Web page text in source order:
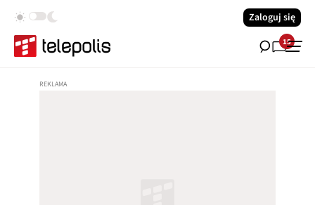
Zaloguj się
15